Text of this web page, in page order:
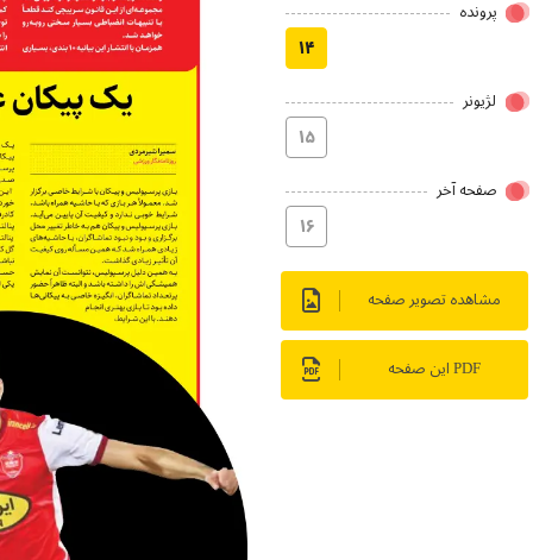
پرونده
۱۴
لژیونر
۱۵
صفحه آخر
۱۶
مشاهده تصویر صفحه
PDF این صفحه